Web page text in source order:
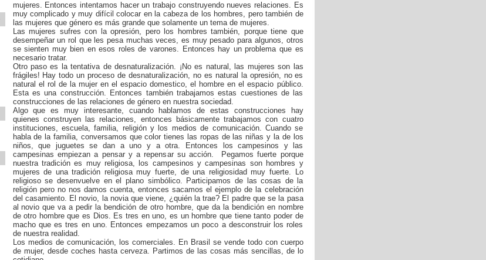
mujeres. Entonces intentamos hacer un trabajo construyendo nueves relaciones. Es
muy complicado y muy difícil colocar en la cabeza de los hombres, pero también de
las mujeres que género es más grande que solamente un tema de mujeres.
Las mujeres sufres con la opresión, pero los hombres también, porque tiene que
desempeñar un rol que les pesa muchas veces, es muy pesado para algunos, otros
se sienten muy bien en esos roles de varones. Entonces hay un problema que es
necesario tratar.
Otro paso es la tentativa de desnaturalización. ¡No es natural, las mujeres son las
frágiles! Hay todo un proceso de desnaturalización, no es natural la opresión, no es
natural el rol de la mujer en el espacio domestico, el hombre en el espacio público.
Esta es una construcción. Entonces también trabajamos estas cuestiones de las
construcciones de las relaciones de género en nuestra sociedad.
Algo que es muy interesante, cuando hablamos de estas construcciones hay
quienes construyen las relaciones, entonces básicamente trabajamos con cuatro
instituciones, escuela, familia, religión y los medios de comunicación. Cuando se
habla de la familia, conversamos que color tienes las ropas de las niñas y la de los
niños, que juguetes se dan a uno y a otra. Entonces los campesinos y las
campesinas empiezan a pensar y a repensar su acción. Pegamos fuerte porque
nuestra tradición es muy religiosa, los campesinos y campesinas son hombres y
mujeres de una tradición religiosa muy fuerte, de una religiosidad muy fuerte. Lo
religioso se desenvuelve en el plano simbólico. Participamos de las cosas de la
religión pero no nos damos cuenta, entonces sacamos el ejemplo de la celebración
del casamiento. El novio, la novia que viene, ¿quién la trae? El padre que se la pasa
al novio que va a pedir la bendición de otro hombre, que da la bendición en nombre
de otro hombre que es Dios. Es tres en uno, es un hombre que tiene tanto poder de
macho que es tres en uno. Entonces empezamos un poco a desconstruir los roles
de nuestra realidad.
Los medios de comunicación, los comerciales. En Brasil se vende todo con cuerpo
de mujer, desde coches hasta cerveza. Partimos de las cosas más sencillas, de lo